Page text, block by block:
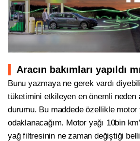
Aracın bakımları yapıldı
Bunu yazmaya ne gerek vardı
tüketimini etkileyen en önemli neden
durumu. Bu maddede özellikle motor
odaklanacağım. Motor yağı 10bin
yağ filtresinin ne zaman değiştiği belli